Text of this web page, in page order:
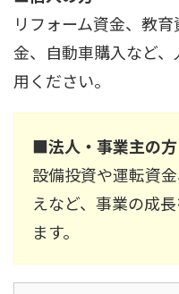
リフォーム資金、教
金、自動車購入など
用ください。
■法人・事業主の方
設備投資や運転資
えなど、事業の成
ます。